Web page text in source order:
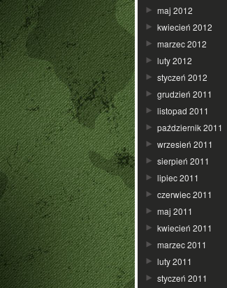
maj 2012
kwiecień 2012
marzec 2012
luty 2012
styczeń 2012
grudzień 2011
listopad 2011
październik 2011
wrzesień 2011
sierpień 2011
lipiec 2011
czerwiec 2011
maj 2011
kwiecień 2011
marzec 2011
luty 2011
styczeń 2011